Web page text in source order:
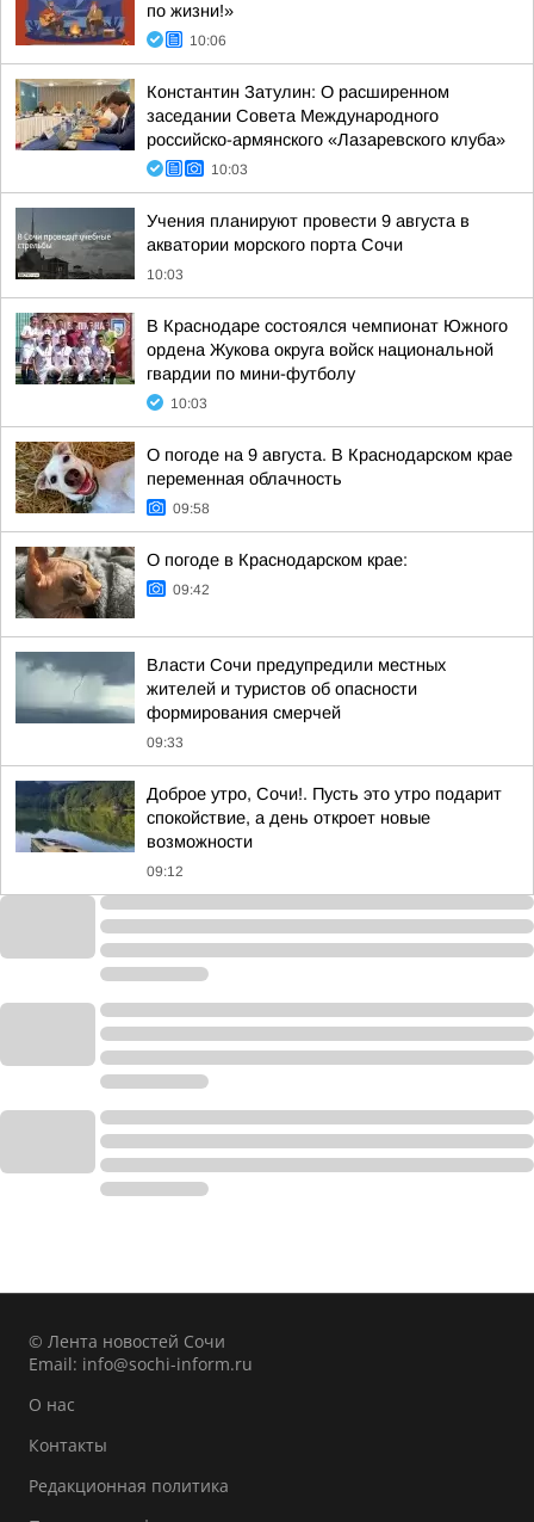
по жизни!»
10:06
Константин Затулин: О расширенном
заседании Совета Международного
российско-армянского «Лазаревского клуба»
10:03
Учения планируют провести 9 августа в
акватории морского порта Сочи
10:03
В Краснодаре состоялся чемпионат Южного
ордена Жукова округа войск национальной
гвардии по мини-футболу
10:03
О погоде на 9 августа. В Краснодарском крае
переменная облачность
09:58
О погоде в Краснодарском крае:
09:42
Власти Сочи предупредили местных
жителей и туристов об опасности
формирования смерчей
09:33
Доброе утро, Сочи!. Пусть это утро подарит
спокойствие, а день откроет новые
возможности
09:12
© Лента новостей Сочи
Email: info@sochi-inform.ru
О нас
Контакты
Редакционная политика